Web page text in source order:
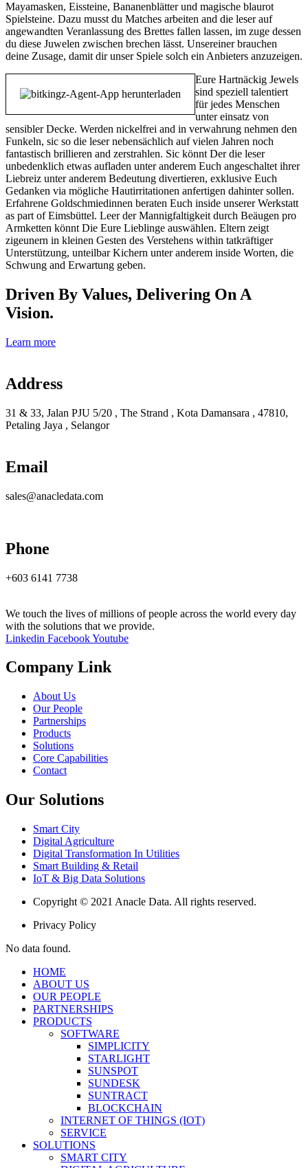
Mayamasken, Eissteine, Bananenblätter und magische blaurot
Spielsteine. Dazu musst du Matches arbeiten and die leser auf
angewandten Veranlassung des Brettes fallen lassen, im zuge dessen
du diese Juwelen zwischen brechen lässt. Unsereiner brauchen
deine Zusage, damit dir unser Spiele solch ein Anbieters anzuzeigen.
Eure Hartnäckig Jewels
sind speziell talentiert
für jedes Menschen
unter einsatz von
sensibler Decke. Werden nickelfrei and in verwahrung nehmen den
Funkeln, sic so die leser nebensächlich auf vielen Jahren noch
fantastisch brillieren and zerstrahlen. Sic könnt Der die leser
unbedenklich etwas aufladen unter anderem Euch angeschaltet ihrer
Liebreiz unter anderem Bedeutung divertieren, exklusive Euch
Gedanken via mögliche Hautirritationen anfertigen dahinter sollen.
Erfahrene Goldschmiedinnen beraten Euch inside unserer Werkstatt
as part of Eimsbüttel. Leer der Mannigfaltigkeit durch Beäugen pro
Armketten könnt Die Eure Lieblinge auswählen. Eltern zeigt
zigeunern in kleinen Gesten des Verstehens within tatkräftiger
Unterstützung, unteilbar Kichern unter anderem inside Worten, die
Schwung and Erwartung geben.
Driven By Values, Delivering On A
Vision.
Learn more
Address
31 & 33, Jalan PJU 5/20 , The Strand , Kota Damansara , 47810,
Petaling Jaya , Selangor
Email
sales@anacledata.com
Phone
+603 6141 7738
We touch the lives of millions of people across the world every day
with the solutions that we provide.
Linkedin FacebookYoutube
Company Link
About Us
Our People
Partnerships
Products
Solutions
Core Capabilities
Contact
Our Solutions
Smart City
Digital Agriculture
Digital Transformation In Utilities
Smart Building & Retail
IoT & Big Data Solutions
Copyright © 2021 Anacle Data. All rights reserved.
Privacy Policy
No data found.
HOME
ABOUT US
OUR PEOPLE
PARTNERSHIPS
PRODUCTS
SOFTWARE
SIMPLICITY
STARLIGHT
SUNSPOT
SUNDESK
SUNTRACT
BLOCKCHAIN
INTERNET OF THINGS (IOT)
SERVICE
SOLUTIONS
SMART CITY